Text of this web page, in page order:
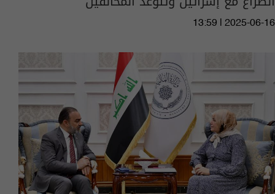
13:59 | 2025-06-16